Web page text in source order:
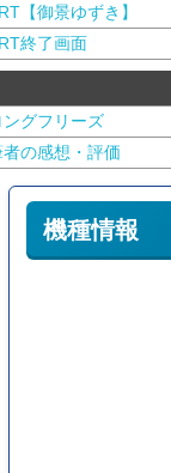
【御景ゆずき】
終了画面
ングフリーズ
者の感想・評価
機種情報